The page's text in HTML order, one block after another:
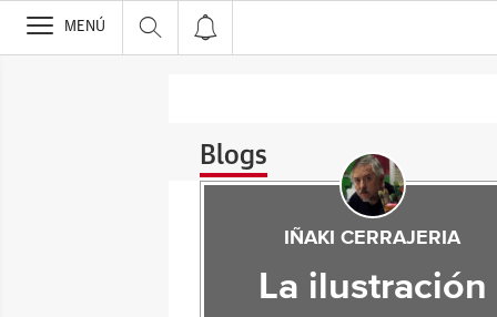
>
MENÚ
Blogs
IÑAKI CERRAJERIA
La ilustración